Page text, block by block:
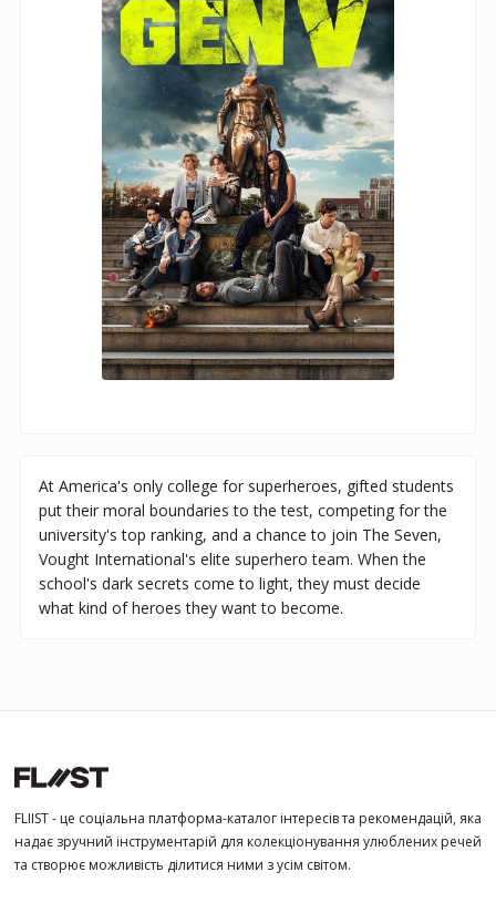
At America's only college for superheroes, gifted students
put their moral boundaries to the test, competing for the
university's top ranking, and a chance to join The Seven,
Vought International's elite superhero team. When the
school's dark secrets come to light, they must decide
what kind of heroes they want to become.
FLIIST - це соціальна платформа-каталог інтересів та рекомендацій, яка
надає зручний інструментарій для колекціонування улюблених речей
та створює можливість ділитися ними з усім світом.